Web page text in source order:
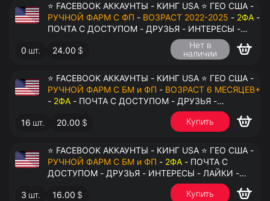
⭐ FACEBOOK АККАУНТЫ - КИНГ USA ⭐ ГЕО США -
РУЧНОЙ ФАРМ С ФП - ВОЗРАСТ 2022-2025 - 2ФА -
ПОЧТА С ДОСТУПОМ - ДРУЗЬЯ - ИНТЕРЕСЫ -
ЛАЙКИ - КОММЕНТАРИИ - ПЕРЕДАЧА В
АНТИДЕТЕКТ
0 шт. 24.00 $
Нет в
наличии
⭐ FACEBOOK АККАУНТЫ - КИНГ USA ⭐ ГЕО США -
РУЧНОЙ ФАРМ С БМ и ФП - ВОЗРАСТ 6 МЕСЯЦЕВ+
- 2ФА - ПОЧТА С ДОСТУПОМ - ДРУЗЬЯ -
ИНТЕРЕСЫ - ЛАЙКИ - КОММЕНТАРИИ - ПЕРЕДАЧА
В АНТИДЕТЕКТ
16 шт. 20.00 $ Купить
⭐ FACEBOOK АККАУНТЫ - КИНГ USA ⭐ ГЕО США -
РУЧНОЙ ФАРМ С БМ и ФП - 2ФА - ПОЧТА С
ДОСТУПОМ - ДРУЗЬЯ - ИНТЕРЕСЫ - ЛАЙКИ -
КОММЕНТАРИИ - ПЕРЕДАЧА В АНТИДЕТЕКТ
3 шт. 16.00 $ Купить